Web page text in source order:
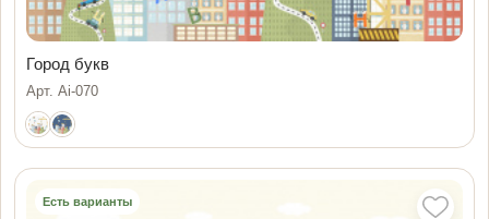
Город букв
Арт. Ai-070
Есть варианты